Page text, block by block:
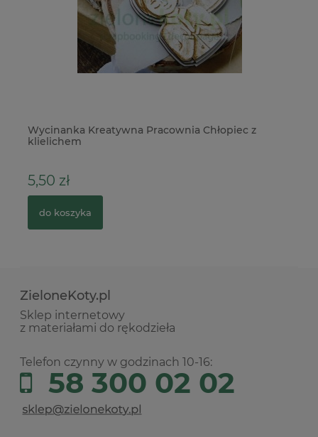
Wycinanka Kreatywna Pracownia Chłopiec z
klielichem
5,50 zł
do koszyka
ZieloneKoty.pl
Sklep internetowy
z materiałami do rękodzieła
Telefon czynny w godzinach 10-16:
58 300 02 02